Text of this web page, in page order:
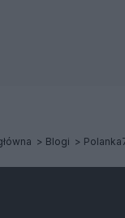
Blogi